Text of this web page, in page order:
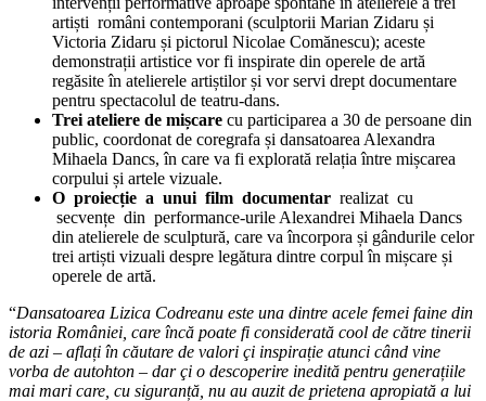
artiști români contemporani (sculptorii Marian Zidaru și
Victoria Zidaru și pictorul Nicolae Comănescu); aceste
demonstrații artistice vor fi inspirate din operele de artă
regăsite în atelierele artiștilor și vor servi drept documentare
pentru spectacolul de teatru-dans.
Trei ateliere de mișcare cu participarea a 30 de persoane din
public, coordonat de coregrafa și dansatoarea Alexandra
Mihaela Dancs, în care va fi explorată relația între mișcarea
corpului și artele vizuale.
O proiecție a unui film documentar realizat cu
secvențe din performance-urile Alexandrei Mihaela Dancs
din atelierele de sculptură, care va încorpora și gândurile celor
trei artiști vizuali despre legătura dintre corpul în mișcare și
operele de artă.
“Dansatoarea Lizica Codreanu este una dintre acele femei faine din
istoria României, care încă poate fi considerată cool de către tinerii
de azi – aflați în căutare de valori çi inspirație atunci când vine
vorba de autohton – dar çi o descoperire inedită pentru generațiile
mai mari care, cu siguranță, nu au auzit de prietena apropiată a lui